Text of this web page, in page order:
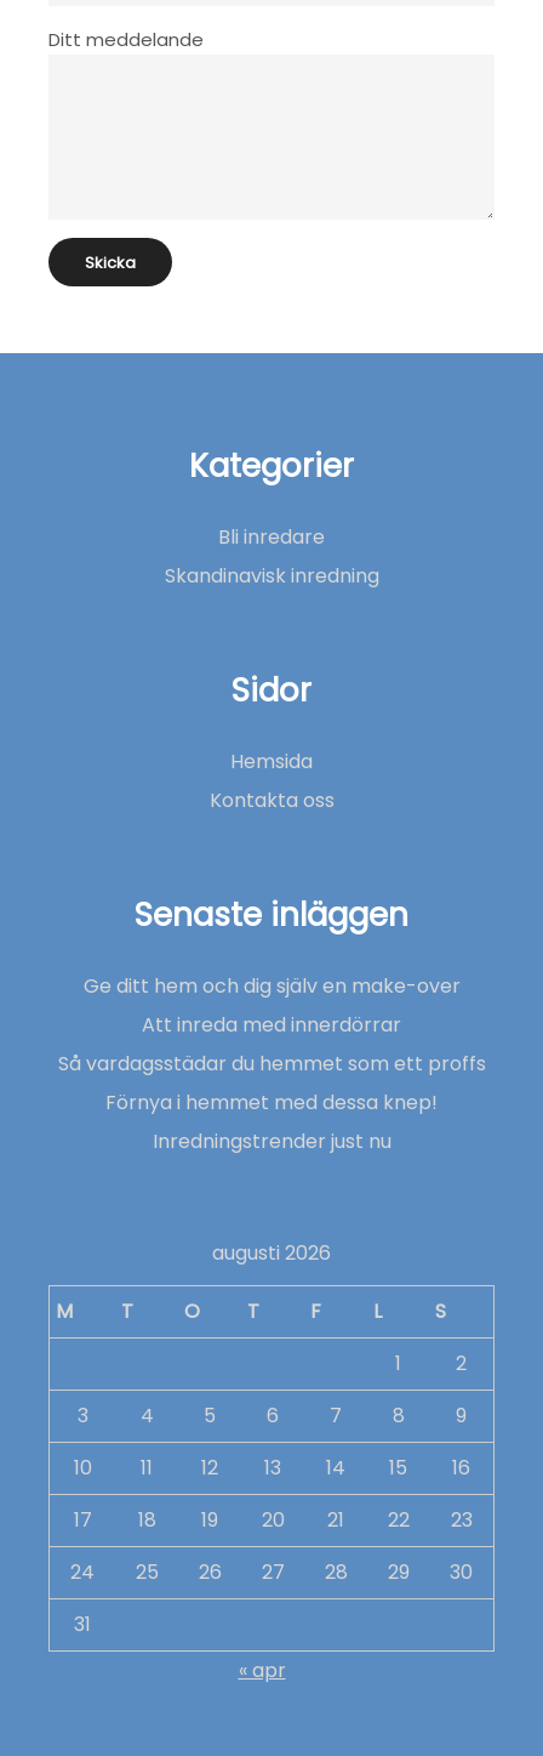
Ditt meddelande
Kategorier
Bli inredare
Skandinavisk inredning
Sidor
Hemsida
Kontakta oss
Senaste inläggen
Ge ditt hem och dig själv en make-over
Att inreda med innerdörrar
Så vardagsstädar du hemmet som ett proffs
Förnya i hemmet med dessa knep!
Inredningstrender just nu
augusti 2026
M T O T F L
S
1
2
3
4 5 6 7 8
9
10
11 12 13 14 15
16
17
18 19 20 21 22
23
24
25 26 27 28 29
30
31
« apr